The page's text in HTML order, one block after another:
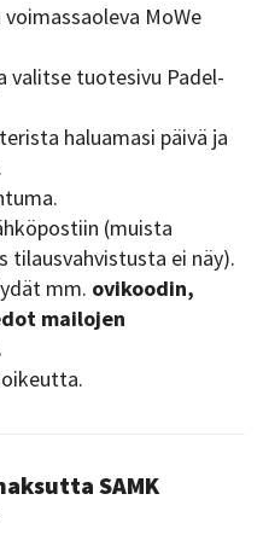
MoWe
valitse tuotesivu Padel-
haluamasi päivä ja
(muista
tilausvahvistusta ei näy).
mm. ovikoodin,
mailojen
SAMK